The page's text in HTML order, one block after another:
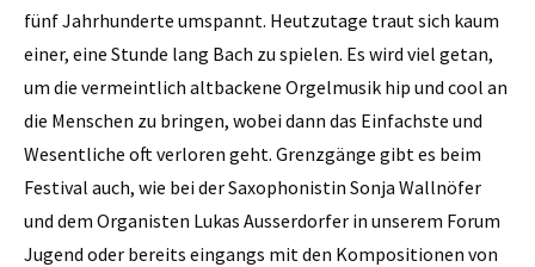
fünf Jahrhunderte umspannt. Heutzutage traut sich kaum
einer, eine Stunde lang Bach zu spielen. Es wird viel getan,
um die vermeintlich altbackene Orgelmusik hip und cool an
die Menschen zu bringen, wobei dann das Einfachste und
Wesentliche oft verloren geht. Grenzgänge gibt es beim
Festival auch, wie bei der Saxophonistin Sonja Wallnöfer
und dem Organisten Lukas Ausserdorfer in unserem Forum
Jugend oder bereits eingangs mit den Kompositionen von